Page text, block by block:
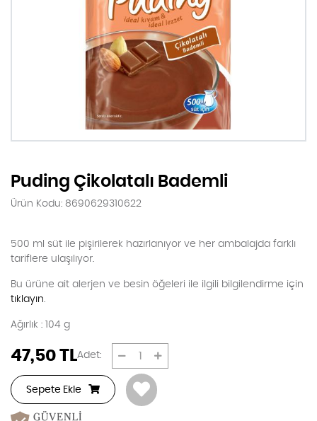
Puding Çikolatalı Bademli
Ürün Kodu: 8690629310622
500 ml süt ile pişirilerek hazırlanıyor ve her ambalajda farklı
tariflere ulaşılıyor.
Bu ürüne ait alerjen ve besin öğeleri ile ilgili bilgilendirme için
tıklayın
Ağırlık : 104 g
47,50 TLAdet:
Sepete Ekle